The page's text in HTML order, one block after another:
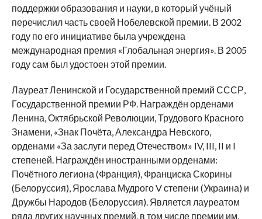
поддержки образования и науки, в который учёный
перечислил часть своей Нобелевской премии. В 2002
году по его инициативе была учреждена
международная премия «Глобальная энергия». В 2005
году сам был удостоен этой премии.
Лауреат Ленинской и Государственной премий СССР,
Государственной премии РФ. Награждён орденами
Ленина, Октябрьской Революции, Трудового Красного
Знамени, «Знак Почёта, Александра Невского,
орденами «За заслуги перед Отечеством» IV, III, II и I
степеней. Награждён иностранными орденами:
Почётного легиона (Франция), Франциска Скорины
(Белоруссия), Ярослава Мудрого V степени (Украина) и
Дружбы Народов (Белоруссия). Является лауреатом
ряда других научных премий, в том числе премии им.